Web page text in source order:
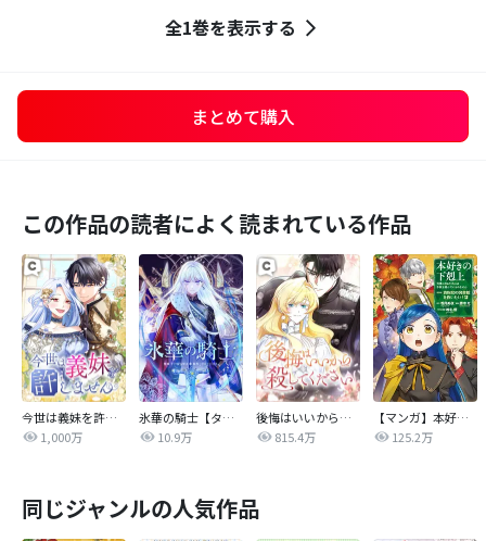
全1巻を表示する
まとめて購入
この作品の読者によく読まれている作品
今世は義妹を許しません
1,000万
氷華の騎士【タテヨミ】
10.9万
後悔はいいから殺してください
815.4万
【マンガ】本好きの下剋上 第四部
125.2万
同じジャンルの人気作品